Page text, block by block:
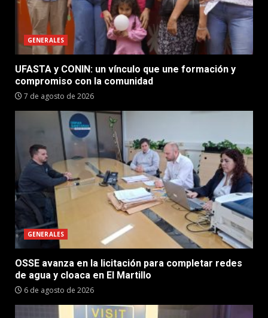
GENERALES
UFASTA y CONIN: un vínculo que une formación y
compromiso con la comunidad
7 de agosto de 2026
GENERALES
OSSE avanza en la licitación para completar redes
de agua y cloaca en El Martillo
6 de agosto de 2026